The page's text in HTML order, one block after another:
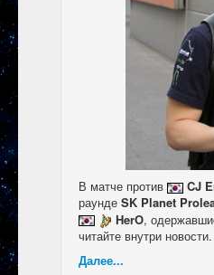
В матче против CJ
раунде SK Planet
HerO,
читайте внутри новости.
Далее...